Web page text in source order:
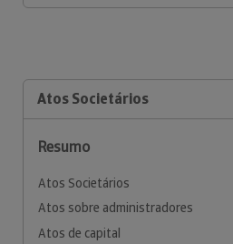
Atos Societários
Resumo
Atos Societários
Atos sobre administradores
Atos de capital